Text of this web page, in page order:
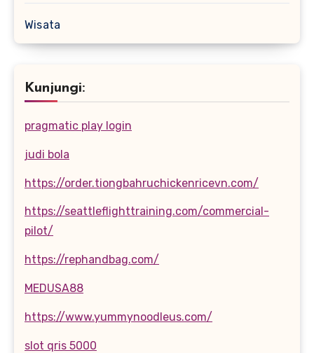
Wisata
Kunjungi:
pragmatic play login
judi bola
https://order.tiongbahruchickenricevn.com/
https://seattleflighttraining.com/commercial-
pilot/
https://rephandbag.com/
MEDUSA88
https://www.yummynoodleus.com/
slot qris 5000